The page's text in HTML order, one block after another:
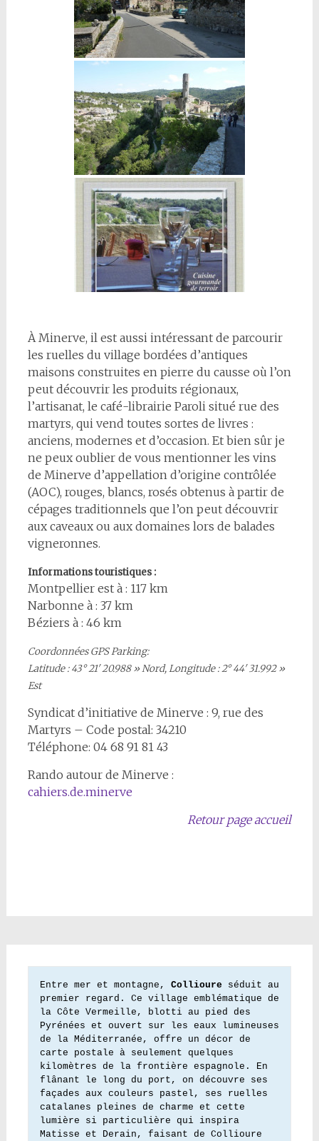
À Minerve, il est aussi intéressant de parcourir
les ruelles du village bordées d’antiques
maisons construites en pierre du causse où l’on
peut découvrir les produits régionaux,
l’artisanat, le café-librairie Paroli situé rue des
martyrs, qui vend toutes sortes de livres :
anciens, modernes et d’occasion. Et bien sûr je
ne peux oublier de vous mentionner les vins
de Minerve d’appellation d’origine contrôlée
(AOC), rouges, blancs, rosés obtenus à partir de
cépages traditionnels que l’on peut découvrir
aux caveaux ou aux domaines lors de balades
vigneronnes.
Informations touristiques :
Montpellier est à : 117 km
Narbonne à : 37 km
Béziers à : 46 km
Coordonnées GPS Parking:
Latitude : 43° 21′ 20.988 » Nord, Longitude : 2° 44′ 31.992 »
Est
Syndicat d’initiative de Minerve : 9, rue des
Martyrs – Code postal: 34210
Téléphone: 04 68 91 81 43
Rando autour de Minerve :
cahiers.de.minerve
Retour page accueil
Entre mer et montagne, Collioure séduit au
premier regard. Ce village emblématique de
la Côte Vermeille, blotti au pied des
Pyrénées et ouvert sur les eaux lumineuses
de la Méditerranée, offre un décor de
carte postale à seulement quelques
kilomètres de la frontière espagnole. En
flânant le long du port, on découvre ses
façades aux couleurs pastel, ses ruelles
catalanes pleines de charme et cette
lumière si particulière qui inspira
Matisse et Derain, faisant de Collioure